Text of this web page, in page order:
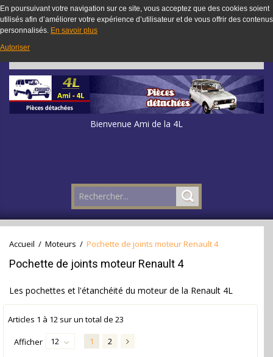
En poursuivant votre navigation sur ce site, vous acceptez que des cookies soient
utilisés afin d’améliorer votre expérience d’utilisateur et de vous offrir des contenus
personnalisés. En savoir plus
Autoriser
Bienvenue Ami de la 4L
Accueil / Moteurs / Pochette de joints moteur Renault 4
Pochette de joints moteur Renault 4
Les pochettes et l'étanchéité du moteur de la Renault 4L
Articles 1 à 12 sur un total de 23
1
2
Afficher 12